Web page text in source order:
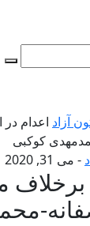
آزاد اعدام در
کوکبی
- می 31, 2020
برخلاف